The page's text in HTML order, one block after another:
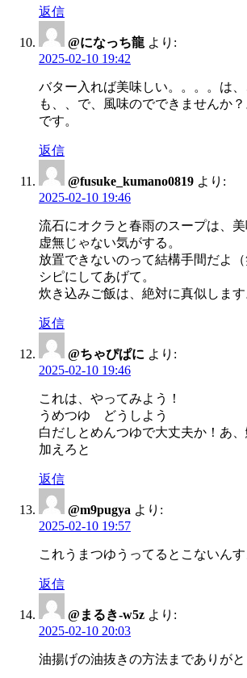
返信
@になっち龍 より:
2025-02-10 19:42
バター入れば美味しい。。。。は
も、、で、風味のでできませんか
です。
返信
@fusuke_kumano0819 より:
2025-02-10 19:46
流石にオクラと春雨のスープは、
虚無じゃない気がする。
放置できないのって結構手間だよ
シピにしてあげて。
炊き込みご飯は、絶対に真似します
返信
@ちゃぴぱに より:
2025-02-10 19:46
これは、やってみよう！
うめつゆ どうしよう
白だしとめんつゆで大丈夫か！あ
加えろと
返信
@m9pugya より:
2025-02-10 19:57
これうまつゆうってるとこないんす
返信
@まるき-w5z より:
2025-02-10 20:03
油揚げの油抜きの方法までありがと